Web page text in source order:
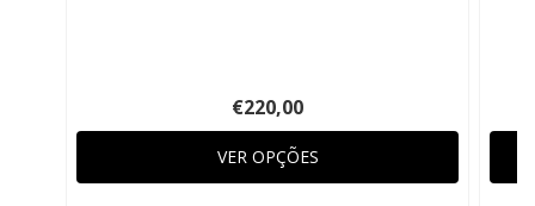
€220,00
VER OPÇÕES